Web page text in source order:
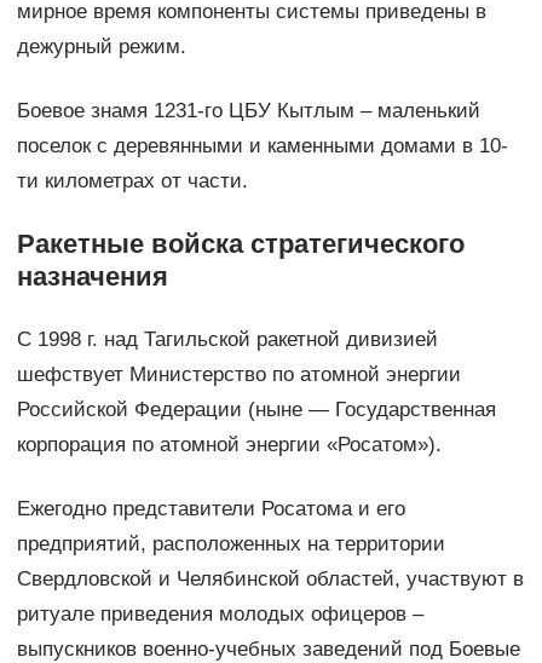
мирное время компоненты системы приведены в
дежурный режим.
Боевое знамя 1231-го ЦБУ Кытлым – маленький
поселок с деревянными и каменными домами в 10-
ти километрах от части.
Ракетные войска стратегического
назначения
С 1998 г. над Тагильской ракетной дивизией
шефствует Министерство по атомной энергии
Российской Федерации (ныне — Государственная
корпорация по атомной энергии «Росатом»).
Ежегодно представители Росатома и его
предприятий, расположенных на территории
Свердловской и Челябинской областей, участвуют в
ритуале приведения молодых офицеров –
выпускников военно-учебных заведений под Боевые